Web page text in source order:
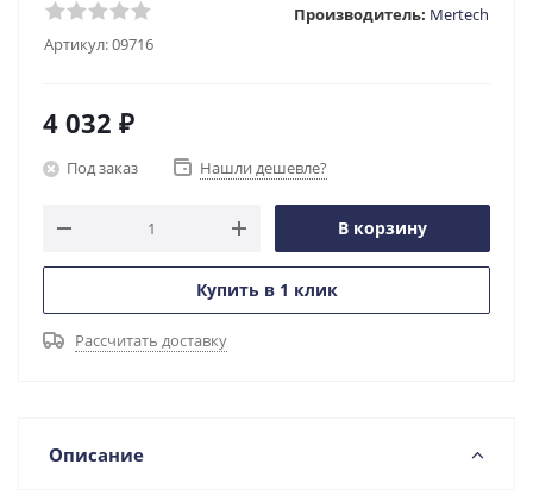
Артикул:09716
Производитель: Mertech
4 032 ₽
Под заказ Нашли дешевле?
В корзину
Купить в 1 клик
Рассчитать доставку
Описание